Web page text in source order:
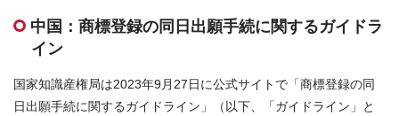
中国：商標登録の同日出願手続に関するガイドラ
イン
国家知識産権局は2023年9月27日に公式サイトで「商標登録の同
日出願手続に関するガイドライン」（以下、「ガイドライン」と